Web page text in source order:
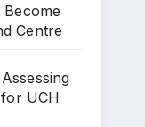
Centre
UCH